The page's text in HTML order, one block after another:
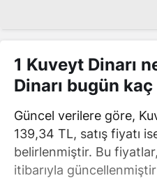
1 Kuveyt Dinarı
Dinarı bugün kaç
Güncel verilere göre,
139,34 TL, satış fiyatı
belirlenmiştir. Bu
itibarıyla